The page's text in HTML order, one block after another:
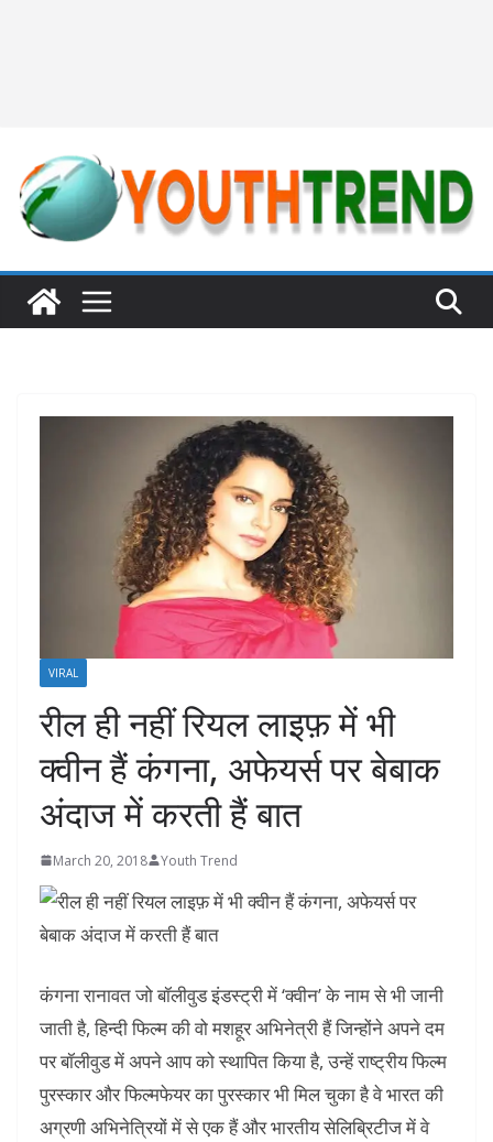
VIRAL
रील ही नहीं रियल लाइफ़ में भी
क्वीन हैं कंगना, अफेयर्स पर बेबाक
अंदाज में करती हैं बात
March 20, 2018 Youth Trend
कंगना रानावत जो बॉलीवुड इंडस्ट्री में ‘क्वीन’ के नाम से भी जानी
जाती है, हिन्‍दी फिल्‍म की वो मशहूर अभिनेत्री हैं जिन्होंने अपने दम
पर बॉलीवुड में अपने आप को स्‍थापित किया है, उन्‍हें राष्‍ट्रीय फिल्‍म
पुरस्‍कार और फिल्‍मफेयर का पुरस्‍कार भी मिल चुका है वे भारत की
अग्रणी अभिनेत्रियों में से एक हैं और भारतीय सेलिब्रिटीज में वे